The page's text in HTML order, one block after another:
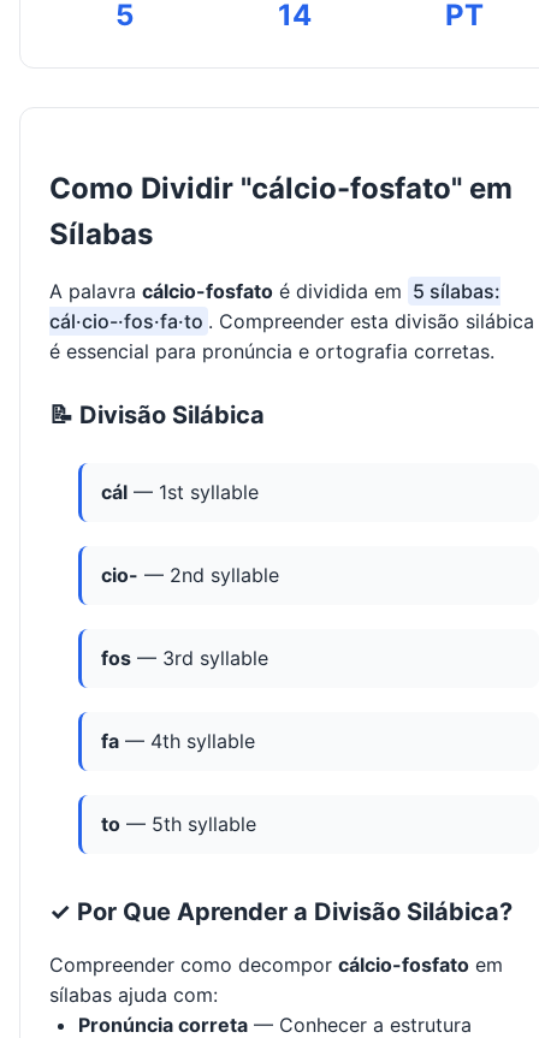
5 14 PT
Como Dividir "cálcio-fosfato" em
Sílabas
A palavra cálcio-fosfato é dividida em 5 sílabas:
cál·cio-·fos·fa·to . Compreender esta divisão silábica
é essencial para pronúncia e ortografia corretas.
📝 Divisão Silábica
cál — 1st syllable
cio- — 2nd syllable
fos — 3rd syllable
fa — 4th syllable
to — 5th syllable
✓ Por Que Aprender a Divisão Silábica?
Compreender como decompor cálcio-fosfato em
sílabas ajuda com:
Pronúncia correta — Conhecer a estrutura